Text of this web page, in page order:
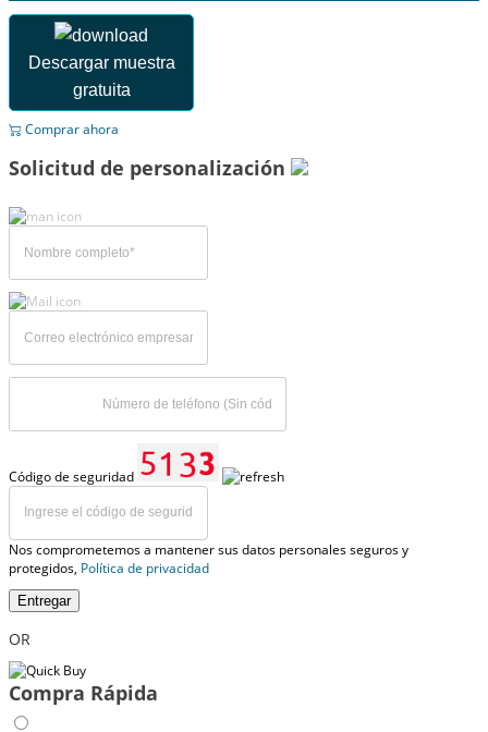
Descargar muestra
gratuita
Comprar ahora
Solicitud de personalización
Código de seguridad
Nos comprometemos a mantener sus datos personales seguros y
protegidos, Política de privacidad
Entregar
OR
Compra Rápida